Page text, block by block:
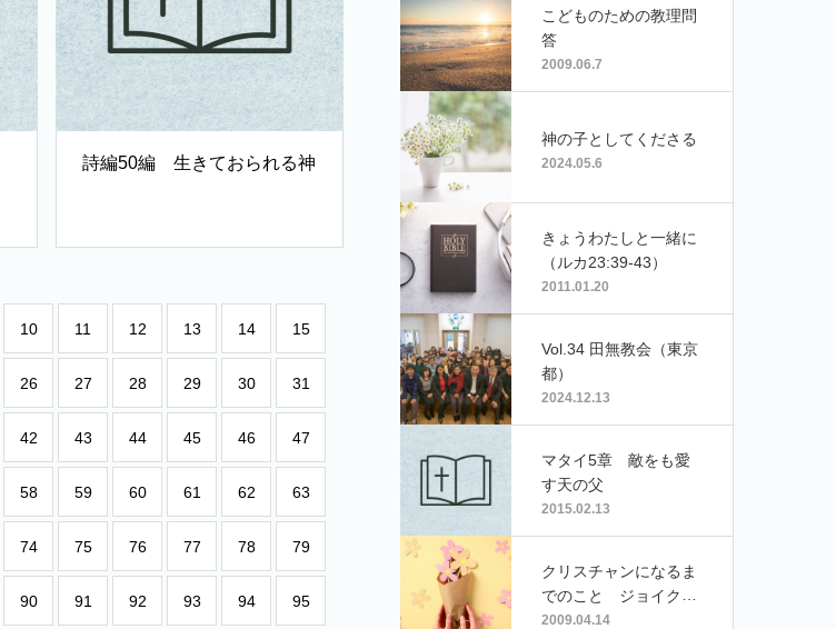
詩編50編 生きておられる神
10 11 12 13 14 15
26 27 28 29 30 31
42 43 44 45 46 47
58 59 60 61 62 63
74 75 76 77 78 79
90 91 92 93 94 95
こどものための教理問
答
2009.06.7
神の子としてくださる
2024.05.6
きょうわたしと一緒に
（ルカ23:39-43）
2011.01.20
Vol.34 田無教会（東京
都）
2024.12.13
マタイ5章 敵をも愛
す天の父
2015.02.13
クリスチャンになるま
でのこと ジョイクリ
ゲスト：ようこちゃん
2009.04.14